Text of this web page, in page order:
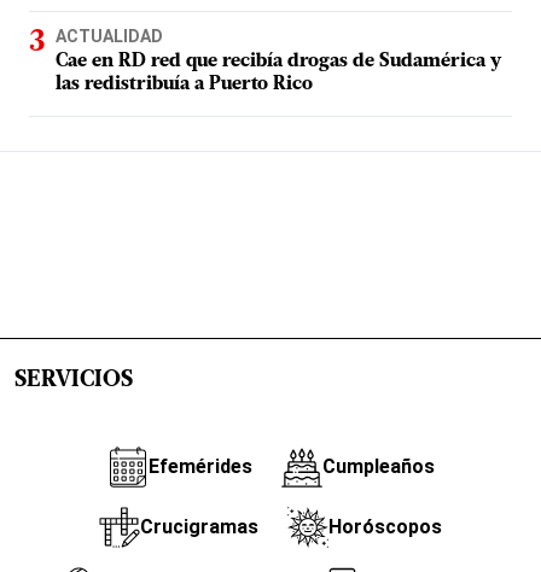
ACTUALIDAD
Cae en RD red que recibía drogas de Sudamérica y
las redistribuía a Puerto Rico
SERVICIOS
Efemérides Cumpleaños
Crucigramas Horóscopos